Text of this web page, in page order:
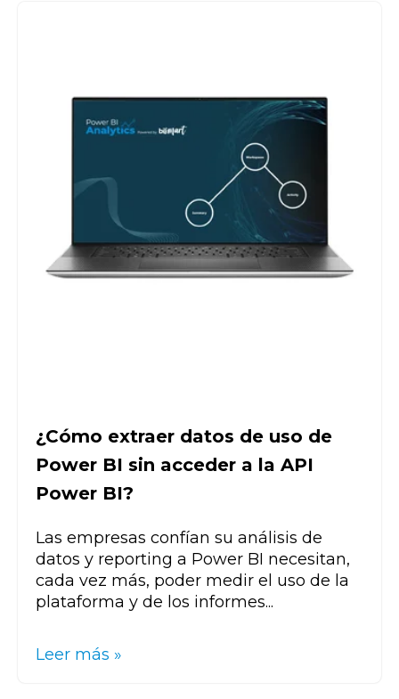
¿Cómo extraer datos de uso de
Power BI sin acceder a la API
Power BI?
Las empresas confían su análisis de
datos y reporting a Power BI necesitan,
cada vez más, poder medir el uso de la
plataforma y de los informes...
Leer más »